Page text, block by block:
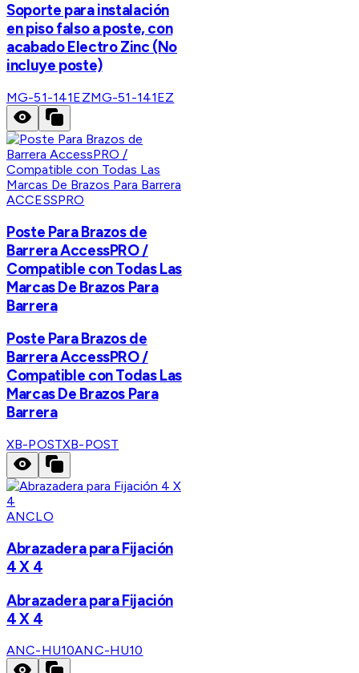
Soporte para instalación
en piso falso a poste, con
acabado Electro Zinc (No
incluye poste)
MG-51-141EZMG-51-141EZ
ACCESSPRO
Poste Para Brazos de
Barrera AccessPRO /
Compatible con Todas Las
Marcas De Brazos Para
Barrera
Poste Para Brazos de
Barrera AccessPRO /
Compatible con Todas Las
Marcas De Brazos Para
Barrera
XB-POSTXB-POST
ANCLO
Abrazadera para Fijación
4 X 4
Abrazadera para Fijación
4 X 4
ANC-HU10ANC-HU10